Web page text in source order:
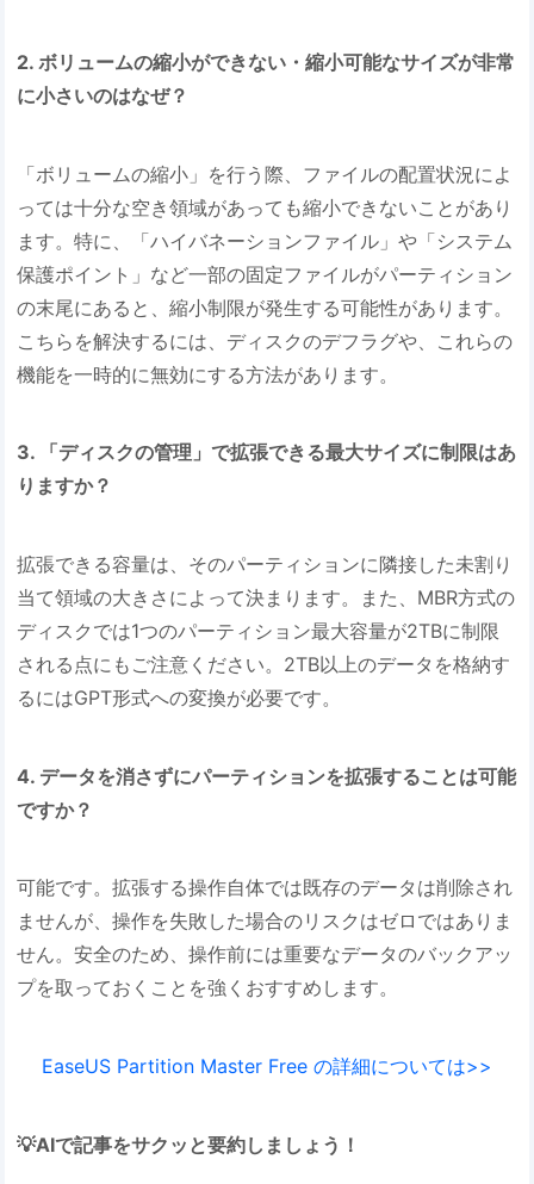
2. ボリュームの縮小ができない・縮小可能なサイズが非常
に小さいのはなぜ？
「ボリュームの縮小」を行う際、ファイルの配置状況によ
っては十分な空き領域があっても縮小できないことがあり
ます。特に、「ハイバネーションファイル」や「システム
保護ポイント」など一部の固定ファイルがパーティション
の末尾にあると、縮小制限が発生する可能性があります。
こちらを解決するには、ディスクのデフラグや、これらの
機能を一時的に無効にする方法があります。
3. 「ディスクの管理」で拡張できる最大サイズに制限はあ
りますか？
拡張できる容量は、そのパーティションに隣接した未割り
当て領域の大きさによって決まります。また、MBR方式の
ディスクでは1つのパーティション最大容量が2TBに制限
される点にもご注意ください。2TB以上のデータを格納す
るにはGPT形式への変換が必要です。
4. データを消さずにパーティションを拡張することは可能
ですか？
可能です。拡張する操作自体では既存のデータは削除され
ませんが、操作を失敗した場合のリスクはゼロではありま
せん。安全のため、操作前には重要なデータのバックアッ
プを取っておくことを強くおすすめします。
EaseUS Partition Master Free の詳細については>>
💡AIで記事をサクッと要約しましょう！